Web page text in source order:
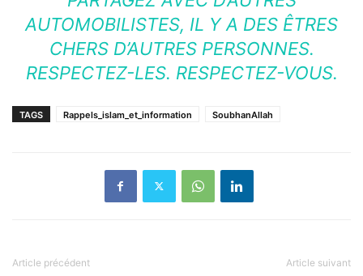
AUTOMOBILISTES, IL Y A DES ÊTRES
CHERS D’AUTRES PERSONNES.
RESPECTEZ-LES. RESPECTEZ-VOUS.
TAGS Rappels_islam_et_information SoubhanAllah
Article précédent Article suivant